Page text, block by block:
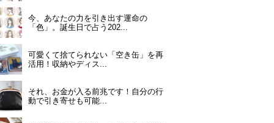
今、あなたの力を引き出す運命の
「色」。誕生日で占う202...
可愛くて捨てられない「空き缶」を再
活用！収納やディス...
それ、お金が入る前兆です！自分の行
動で引き寄せも可能...